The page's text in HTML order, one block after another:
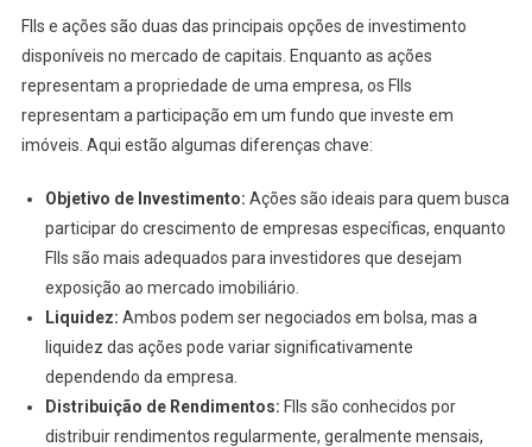
FIIs e ações são duas das principais opções de investimento
disponíveis no mercado de capitais. Enquanto as ações
representam a propriedade de uma empresa, os FIIs
representam a participação em um fundo que investe em
imóveis. Aqui estão algumas diferenças chave:
Objetivo de Investimento: Ações são ideais para quem busca
participar do crescimento de empresas específicas, enquanto
FIIs são mais adequados para investidores que desejam
exposição ao mercado imobiliário.
Liquidez: Ambos podem ser negociados em bolsa, mas a
liquidez das ações pode variar significativamente
dependendo da empresa.
Distribuição de Rendimentos: FIIs são conhecidos por
distribuir rendimentos regularmente, geralmente mensais,